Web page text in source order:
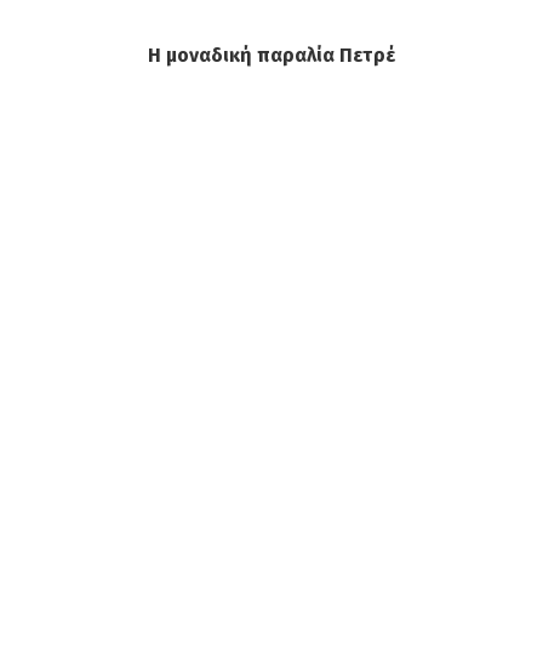
Η μοναδική παραλία Πετρέ